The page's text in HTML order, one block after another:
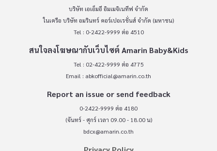
บริษัท เอเอ็มอี อิมเมจิเนทีฟ จำกัด
ในเครือ บริษัท อมรินทร์ คอร์เปอเรชั่นส์ จำกัด (มหาชน)
Tel : 0-2422-9999 ต่อ 4510
สนใจลงโฆษณากับเว็บไซต์ Amarin Baby&Kids
Tel : 02-422-9999 ต่อ 4775
Email : abkofficial@amarin.co.th
Report an issue or send feedback
0-2422-9999 ต่อ 4180
(จันทร์ - ศุกร์ เวลา 09.00 - 18.00 น)
bdcx@amarin.co.th